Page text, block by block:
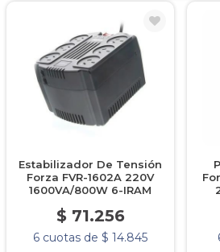
Estabilizador De Tensión
Forza FVR-1602A 220V
1600VA/800W 6-IRAM
$ 71.256
6 cuotas de $ 14.845